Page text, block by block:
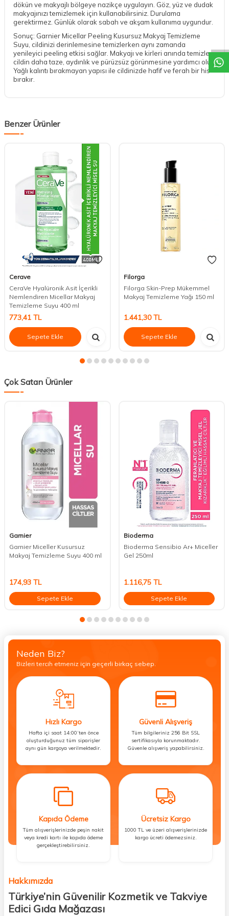
dökün ve makyajlı bölgeye nazikçe uygulayın. Göz, yüz ve dudak
makyajınızı temizlemek için kullanabilirsiniz. Durulama
gerektirmez. Günlük olarak sabah ve akşam kullanıma uygundur.
Sonuç: Garnier Micellar Peeling Kusursuz Makyaj Temizleme
Suyu, cildinizi derinlemesine temizlerken aynı zamanda
yenileyici peeling etkisi sağlar. Makyajı ve kirleri anında temizler,
cildin daha taze, aydınlık ve pürüzsüz görünmesine yardımcı olur.
Yağlı kalıntı bırakmayan yapısı ile cildinizde hafif ve ferah bir his
bırakır.
Benzer Ürünler
Cerave
CeraVe Hyalüronik Asit İçerikli
Nemlendiren Micellar Makyaj
Temizleme Suyu 400 ml
773,41 TL
Sepete Ekle
Filorga
Filorga Skin-Prep Mükemmel
Makyaj Temizleme Yağı 150 ml
1.441,30TL
Sepete Ekle
Çok Satan Ürünler
Garnier
Garnier Miceller Kusursuz
Makyaj Temizleme Suyu 400 ml
174,93 TL
Sepete Ekle
Bioderma
Bioderma Sensibio Ar+ Miceller
Gel 250ml
1.116,75TL
Sepete Ekle
Neden Biz?
Bizleri tercih etmeniz için geçerli birkaç sebep.
Hızlı Kargo
Hafta içi saat 14:00’ten önce
oluşturduğunuz tüm siparişler
aynı gün kargoya verilmektedir.
Güvenli Alışveriş
Tüm bilgileriniz 256 Bit SSL
sertifikasıyla korunmaktadır.
Güvenle alışveriş yapabilirsiniz.
Kapıda Ödeme
Tüm alışverişlerinizde peşin nakit
veya kredi kartı ile kapıda ödeme
gerçekleştirebilirsiniz.
Ücretsiz Kargo
1000 TL ve üzeri alışverişlerinizde
kargo ücreti ödemezsiniz.
Hakkımızda
Türkiye’nin Güvenilir Kozmetik ve Takviye
Edici Gıda Mağazası